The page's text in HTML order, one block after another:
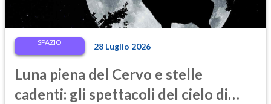
SPAZIO 28 Luglio 2026
Luna piena del Cervo e stelle
cadenti: gli spettacoli del cielo di